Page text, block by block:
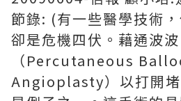
節錄: (有一些醫學技術
卻是危機四伏。藉通波波
（Percutaneous
Angioplasty）以打開堵